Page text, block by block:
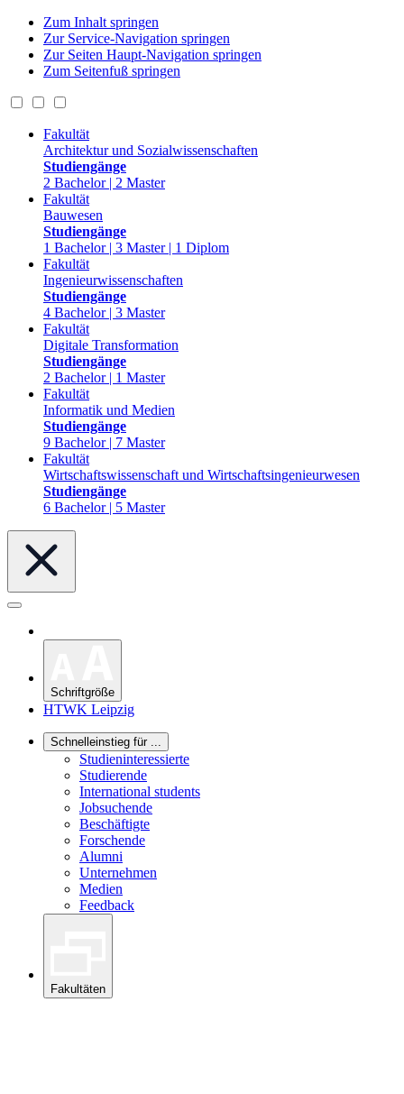
Zum Inhalt springen
Zur Service-Navigation springen
Zur Seiten Haupt-Navigation springen
Zum Seitenfuß springen
Fakultät
Architektur und Sozialwissenschaften
Studiengänge
2 Bachelor | 2 Master
Fakultät
Bauwesen
Studiengänge
1 Bachelor | 3 Master | 1 Diplom
Fakultät
Ingenieurwissenschaften
Studiengänge
4 Bachelor | 3 Master
Fakultät
Digitale Transformation
Studiengänge
2 Bachelor | 1 Master
Fakultät
Informatik und Medien
Studiengänge
9 Bachelor | 7 Master
Fakultät
Wirtschaftswissenschaft und Wirtschaftsingenieurwesen
Studiengänge
6 Bachelor | 5 Master
Schriftgröße
HTWK Leipzig
Schnelleinstieg für ...
Studieninteressierte
Studierende
International students
Jobsuchende
Beschäftigte
Forschende
Alumni
Unternehmen
Medien
Feedback
Fakultäten